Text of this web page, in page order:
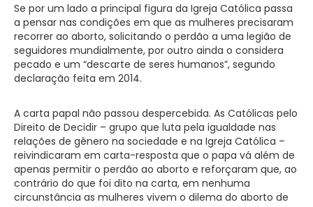
Se por um lado a principal figura da Igreja Católica passa
a pensar nas condições em que as mulheres precisaram
recorrer ao aborto, solicitando o perdão a uma legião de
seguidores mundialmente, por outro ainda o considera
pecado e um “descarte de seres humanos”, segundo
declaração feita em 2014.
A carta papal não passou despercebida. As Católicas pelo
Direito de Decidir – grupo que luta pela igualdade nas
relações de gênero na sociedade e na Igreja Católica –
reivindicaram em carta-resposta que o papa vá além de
apenas permitir o perdão ao aborto e reforçaram que, ao
contrário do que foi dito na carta, em nenhuma
circunstância as mulheres vivem o dilema do aborto de